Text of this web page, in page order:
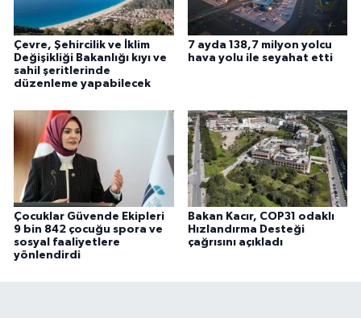
Çevre, Şehircilik ve İklim
Değişikliği Bakanlığı kıyı ve
sahil şeritlerinde
düzenleme yapabilecek
7 ayda 138,7 milyon yolcu
hava yolu ile seyahat etti
Çocuklar Güvende Ekipleri
9 bin 842 çocuğu spora ve
sosyal faaliyetlere
yönlendirdi
Bakan Kacır, COP31 odaklı
Hızlandırma Desteği
çağrısını açıkladı